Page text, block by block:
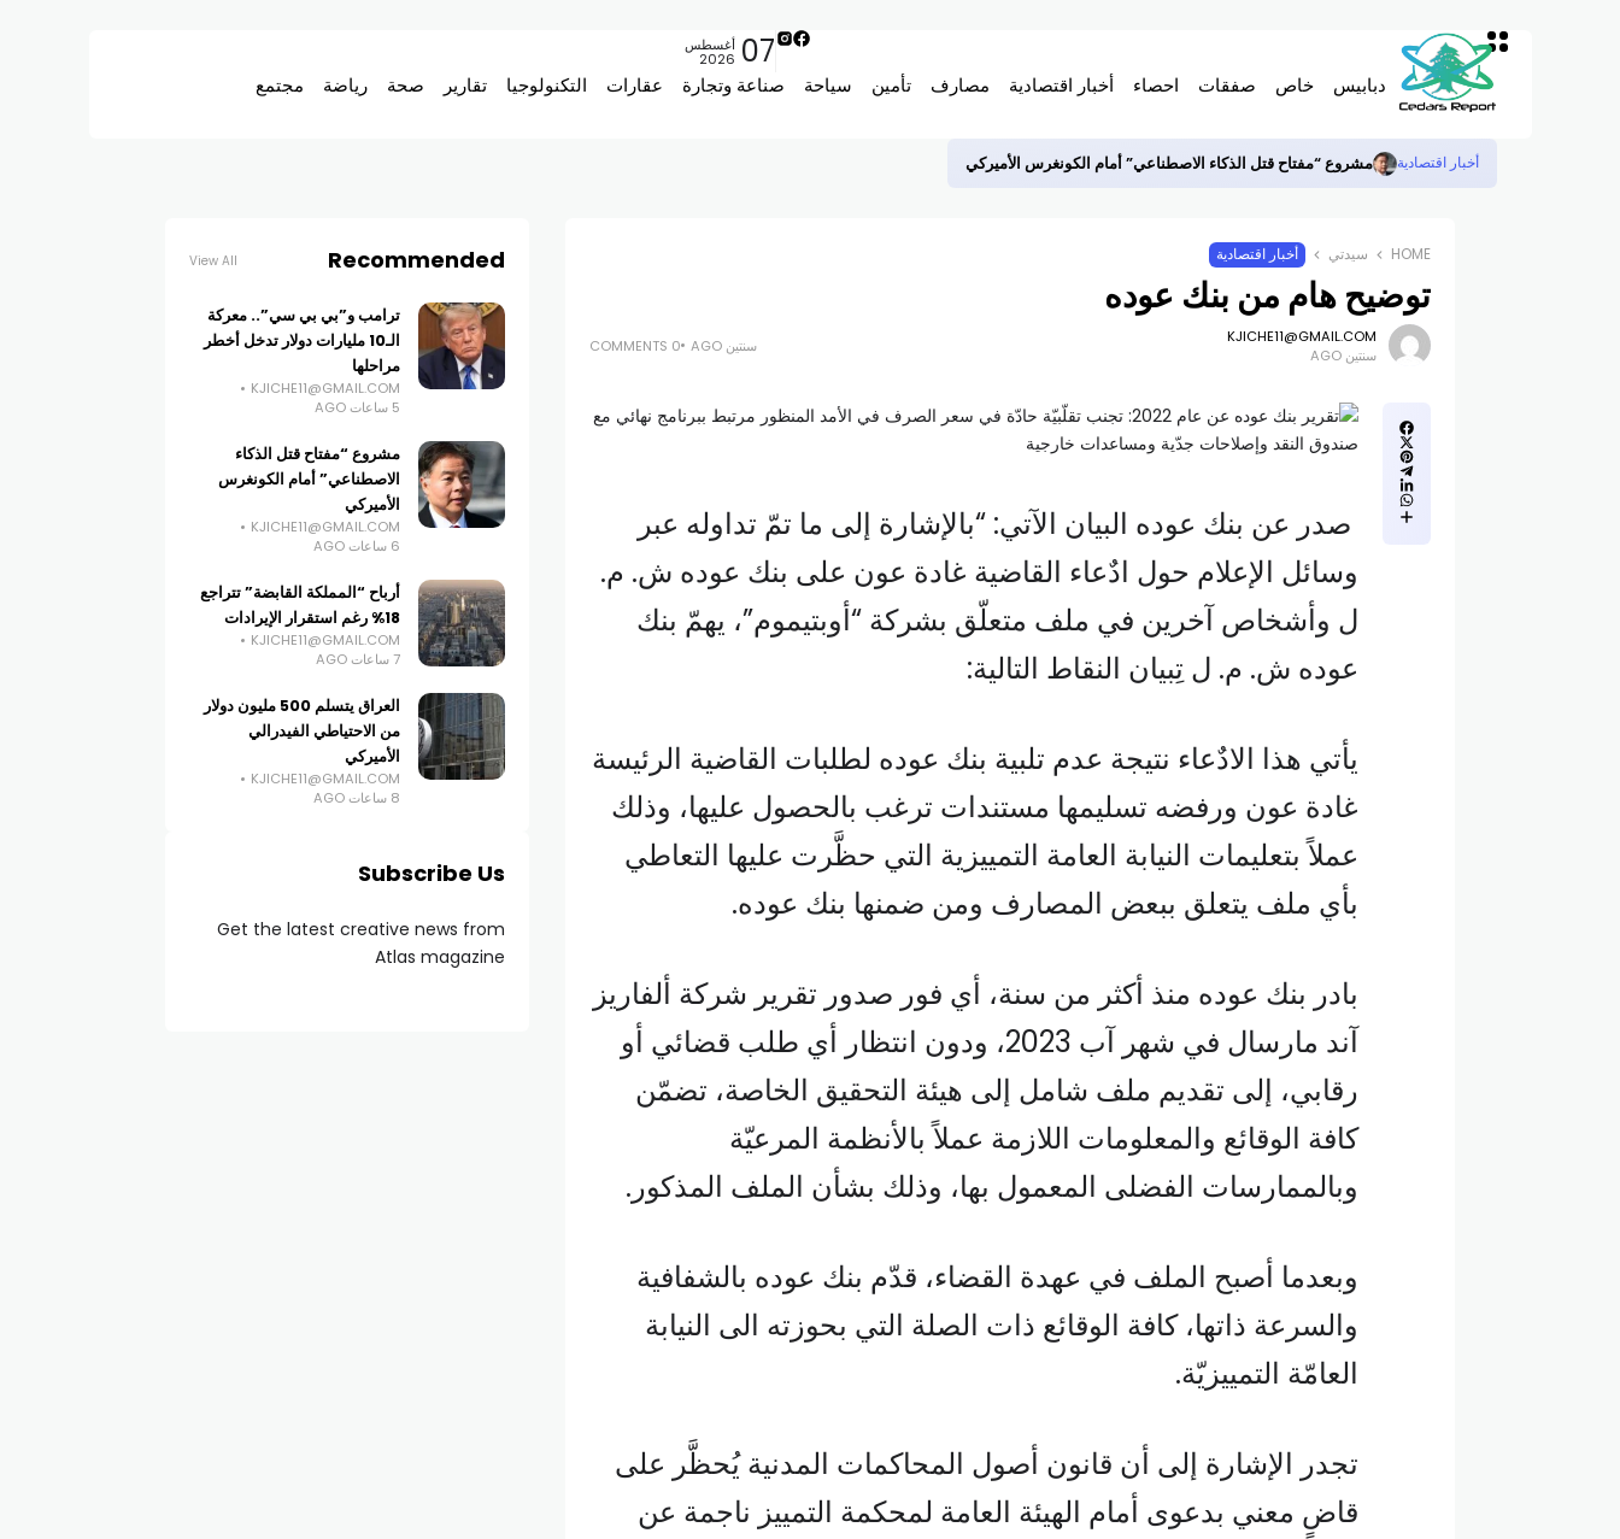
دبابيس خاص صفقات احصاء أخبار اقتصادية مصارف تأمين سياحة صناعة وتجارة عقارات التكنولوجيا تقارير صحة رياضة مجتمع
07 أغسطس
2026
أخبار اقتصادية مشروع “مفتاح قتل الذكاء الاصطناعي” أمام الكونغرس الأميركي
HOME سيدتي أخبار اقتصادية
توضيح هام من بنك عوده
KJICHE11@GMAIL.COM
سنتين AGO
سنتين AGO 0 COMMENTS
صدر عن بنك عوده البيان الآتي: “بالإشارة إلى ما تمّ تداوله عبر
وسائل الإعلام حول ادٌعاء القاضية غادة عون على بنك عوده ش. م.
ل وأشخاص آخرين في ملف متعلّق بشركة “أوبتيموم”، يهمّ بنك
عوده ش. م. ل تِبيان النقاط التالية:
يأتي هذا الادٌعاء نتيجة عدم تلبية بنك عوده لطلبات القاضية الرئيسة
غادة عون ورفضه تسليمها مستندات ترغب بالحصول عليها، وذلك
عملاً بتعليمات النيابة العامة التمييزية التي حظَّرت عليها التعاطي
بأي ملف يتعلق ببعض المصارف ومن ضمنها بنك عوده.
بادر بنك عوده منذ أكثر من سنة، أي فور صدور تقرير شركة ألفاريز
آند مارسال في شهر آب 2023، ودون انتظار أي طلب قضائي أو
رقابي، إلى تقديم ملف شامل إلى هيئة التحقيق الخاصة، تضمّن
كافة الوقائع والمعلومات اللازمة عملاً بالأنظمة المرعيّة
وبالممارسات الفضلى المعمول بها، وذلك بشأن الملف المذكور.
وبعدما أصبح الملف في عهدة القضاء، قدّم بنك عوده بالشفافية
والسرعة ذاتها، كافة الوقائع ذات الصلة التي بحوزته الى النيابة
العامّة التمييزيّة.
تجدر الإشارة إلى أن قانون أصول المحاكمات المدنية يُحظَّر على
قاضٍ معني بدعوى أمام الهيئة العامة لمحكمة التمييز ناجمة عن
Recommended
View All
ترامب و”بي بي سي”.. معركة
الـ10 مليارات دولار تدخل أخطر
مراحلها
KJICHE11@GMAIL.COM
5 ساعات AGO
مشروع “مفتاح قتل الذكاء
الاصطناعي” أمام الكونغرس
الأميركي
KJICHE11@GMAIL.COM
6 ساعات AGO
أرباح “المملكة القابضة” تتراجع
18% رغم استقرار الإيرادات
KJICHE11@GMAIL.COM
7 ساعات AGO
العراق يتسلم 500 مليون دولار
من الاحتياطي الفيدرالي
الأميركي
KJICHE11@GMAIL.COM
8 ساعات AGO
Subscribe Us
Get the latest creative news from
Atlas magazine